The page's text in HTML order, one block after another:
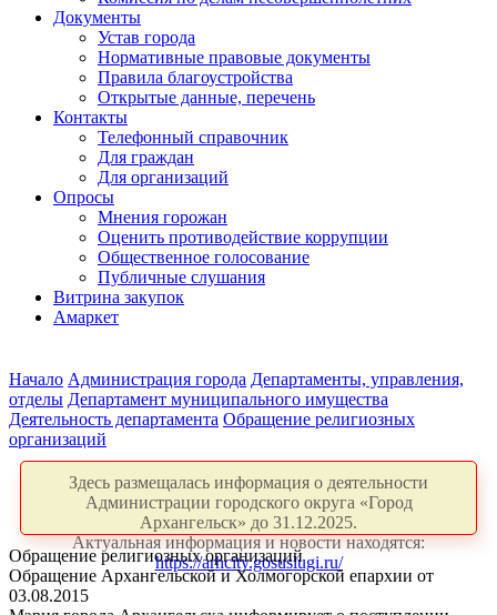
Документы
Устав города
Нормативные правовые документы
Правила благоустройства
Открытые данные, перечень
Контакты
Телефонный справочник
Для граждан
Для организаций
Опросы
Мнения горожан
Оценить противодействие коррупции
Общественное голосование
Публичные слушания
Витрина закупок
Амаркет
Начало Администрация города Департаменты, управления,
отделы Департамент муниципального имущества
Деятельность департамента Обращение религиозных
организаций
Здесь размещалась информация о деятельности
Администрации городского округа «Город
Архангельск» до 31.12.2025.
Актуальная информация и новости находятся:
https://arhcity.gosuslugi.ru/
Обращение религиозных организаций
Обращение Архангельской и Холмогорской епархии от
03.08.2015